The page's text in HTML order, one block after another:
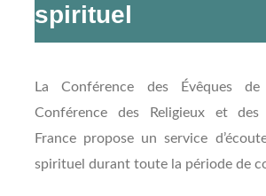
spirituel
La Conférence des Évêques
Conférence des Religieux et des
France propose un service
spirituel durant toute la période de